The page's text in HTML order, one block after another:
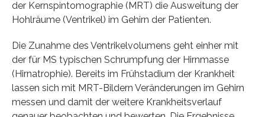
der Kernspintomographie (MRT) die Ausweitung der
Hohlräume (Ventrikel) im Gehirn der Patienten.
Die Zunahme des Ventrikelvolumens geht einher mit
der für MS typischen Schrumpfung der Hirnmasse
(Hirnatrophie). Bereits im Frühstadium der Krankheit
lassen sich mit MRT-Bildern Veränderungen im Gehirn
messen und damit der weitere Krankheitsverlauf